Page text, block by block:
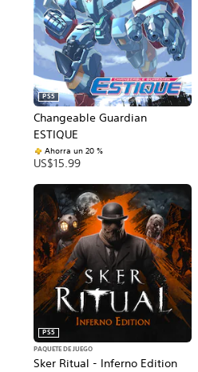
Changeable Guardian
ESTIQUE
PS5
Ahorra un 20 %
US$15.99
Sker Ritual - Inferno Edition
PS5
PAQUETE DE JUEGO